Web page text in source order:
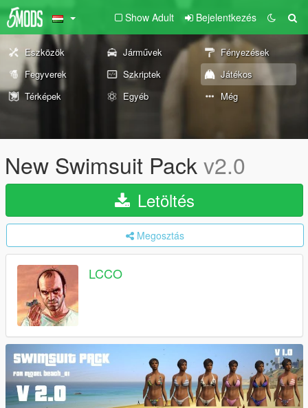
Show Adult Bejelentkezés
Eszközök Járművek
Fényezések
Fegyverek
Szkriptek
Játékos
Térképek
Egyéb Még
New Swimsuit Packv2.0
Letöltés
Megosztás
LCCO